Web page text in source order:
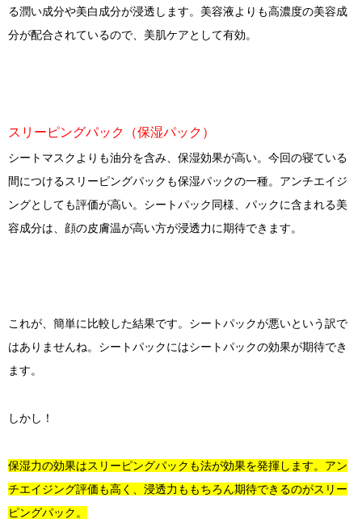
る潤い成分や美白成分が浸透します。美容液よりも高濃度の美容成
分が配合されているので、美肌ケアとして有効。
スリーピングパック（保湿パック）
シートマスクよりも油分を含み、保湿効果が高い。今回の寝ている
間につけるスリーピングパックも保湿パックの一種。アンチエイジ
ングとしても評価が高い。シートパック同様、パックに含まれる美
容成分は、顔の皮膚温が高い方が浸透力に期待できます。
これが、簡単に比較した結果です。シートパックが悪いという訳で
はありませんね。シートパックにはシートパックの効果が期待でき
ます。
しかし！
保湿力の効果はスリーピングパックも法が効果を発揮します。アン
チエイジング評価も高く、浸透力ももちろん期待できるのがスリー
ピングパック。